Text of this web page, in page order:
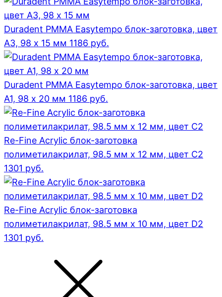
Duradent PMMA Easytempo блок-заготовка, цвет
А3, 98 x 15 мм 1186 руб.
Duradent PMMA Easytempo блок-заготовка, цвет
А1, 98 x 20 мм 1186 руб.
Re-Fine Acrylic блок-заготовка
полиметилакрилат, 98.5 мм x 12 мм, цвет C2
1301 руб.
Re-Fine Acrylic блок-заготовка
полиметилакрилат, 98.5 мм x 10 мм, цвет D2
1301 руб.